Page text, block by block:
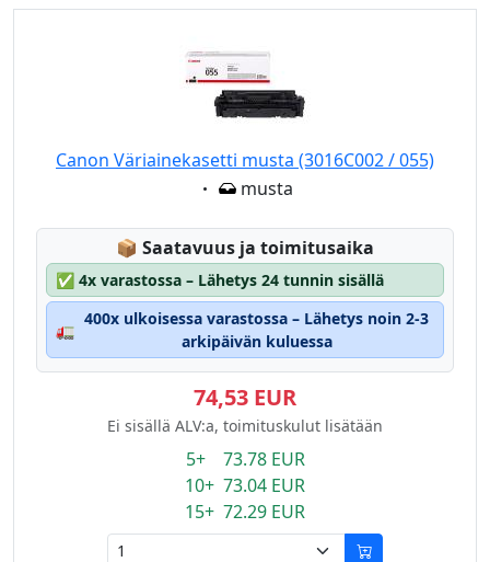
Canon Väriainekasetti musta (3016C002 / 055)
Eigenschaft:
musta
📦 Lagerstatus:
Saatavuus ja toimitusaika
✅ 4x varastossa – Lähetys 24 tunnin sisällä
🚛
400x ulkoisessa varastossa – Lähetys noin 2-3
arkipäivän kuluessa
74,53 EUR
Ei sisällä ALV:a, toimituskulut lisätään
5+ 73.78 EUR
10+ 73.04 EUR
15+ 72.29 EUR